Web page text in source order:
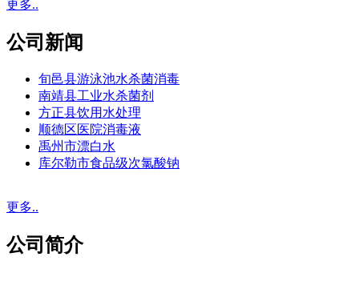
更多..
公司新闻
旬邑县游泳池水杀菌消毒
南靖县工业水杀菌剂
方正县饮用水处理
顺德区医院消毒液
禹州市漂白水
库尔勒市食品级次氯酸钠
更多..
公司简介